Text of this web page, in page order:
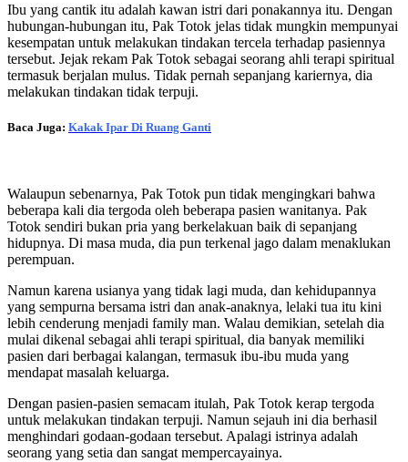
Ibu yang cantik itu adalah kawan istri dari ponakannya itu. Dengan
hubungan-hubungan itu, Pak Totok jelas tidak mungkin mempunyai
kesempatan untuk melakukan tindakan tercela terhadap pasiennya
tersebut. Jejak rekam Pak Totok sebagai seorang ahli terapi spiritual
termasuk berjalan mulus. Tidak pernah sepanjang kariernya, dia
melakukan tindakan tidak terpuji.
Baca Juga: Kakak Ipar Di Ruang Ganti
Walaupun sebenarnya, Pak Totok pun tidak mengingkari bahwa
beberapa kali dia tergoda oleh beberapa pasien wanitanya. Pak
Totok sendiri bukan pria yang berkelakuan baik di sepanjang
hidupnya. Di masa muda, dia pun terkenal jago dalam menaklukan
perempuan.
Namun karena usianya yang tidak lagi muda, dan kehidupannya
yang sempurna bersama istri dan anak-anaknya, lelaki tua itu kini
lebih cenderung menjadi family man. Walau demikian, setelah dia
mulai dikenal sebagai ahli terapi spiritual, dia banyak memiliki
pasien dari berbagai kalangan, termasuk ibu-ibu muda yang
mendapat masalah keluarga.
Dengan pasien-pasien semacam itulah, Pak Totok kerap tergoda
untuk melakukan tindakan terpuji. Namun sejauh ini dia berhasil
menghindari godaan-godaan tersebut. Apalagi istrinya adalah
seorang yang setia dan sangat mempercayainya.